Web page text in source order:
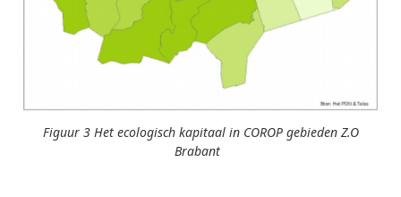
Figuur 3 Het ecologisch kapitaal in COROP gebieden Z.O
Brabant